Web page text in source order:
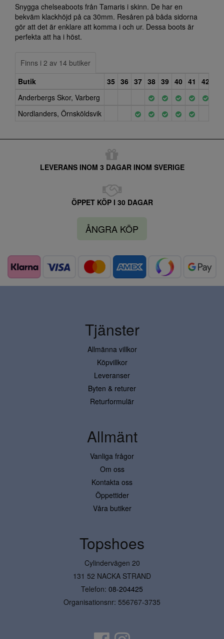
Snygga chelseaboots från Tamaris i skinn. De har en
bekväm klackhöjd på ca 30mm. Resåren på båda sidorna
gör att det är enklare att komma i och ur. Dessa boots är
perfekta att ha i höst.
Finns i 2 av 14 butiker
Butik
35 36 37 38 39 40 41
42
Anderbergs Skor, Varberg
Nordlanders, Örnsköldsvik
LEVERANS INOM 3 DAGAR INOM SVERIGE
ÖPPET KÖP I 30 DAGAR
ÅNGRA KÖP
Tjänster
Allmänna villkor
Köpvillkor
Leveranser
Byten & returer
Returformulär
Allmänt
Vanliga frågor
Om oss
Kontakta oss
Öppettider
Våra butiker
Topshoes
Cylindervägen 20
131 52 NACKA STRAND
Telefon: 08-204425
Organisationsnr: 556767-3735